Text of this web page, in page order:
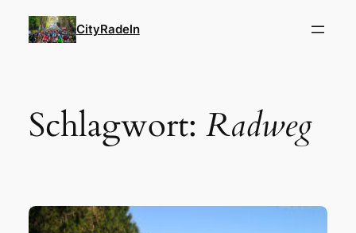
Inhalt
CityRadeln
Schlagwort: Radweg